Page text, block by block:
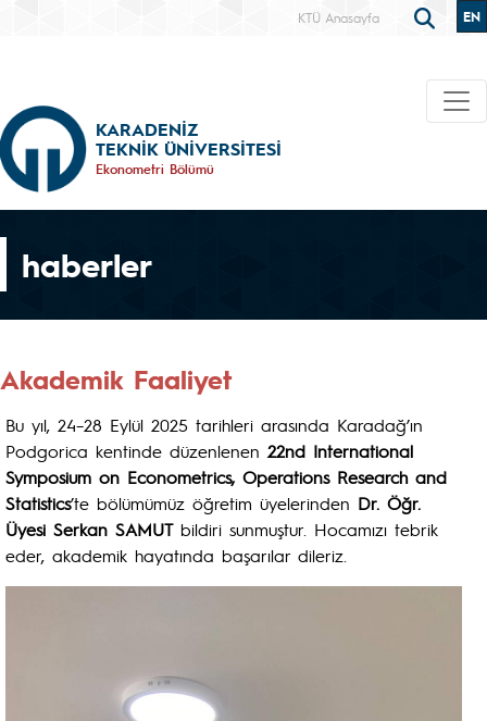
KTÜ Anasayfa EN
KARADENİZ
TEKNİK ÜNİVERSİTESİ
Ekonometri Bölümü
haberler
Akademik Faaliyet
Bu yıl, 24–28 Eylül 2025 tarihleri arasında Karadağ’ın
Podgorica kentinde düzenlenen 22nd International
Symposium on Econometrics, Operations Research and
Statistics’te bölümümüz öğretim üyelerinden Dr. Öğr.
Üyesi Serkan SAMUTbildiri sunmuştur. Hocamızı tebrik
eder, akademik hayatında başarılar dileriz.